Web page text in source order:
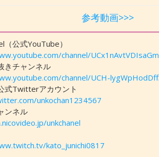
参考動画>>>
（公式YouTube）
channel/
きチャンネル
channel/UCH-
式Twitterアカウント
unkochan1234567
ンネル
unkchanel
kato_junichi0817